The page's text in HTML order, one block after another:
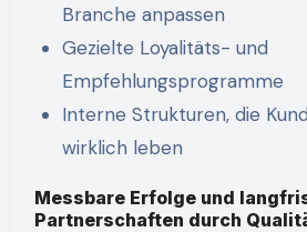
Branche anpassen
Gezielte Loyalitäts- und
Empfehlungsprogramme
Interne Strukturen, die
wirklich leben
Messbare Erfolge und
Partnerschaften durch